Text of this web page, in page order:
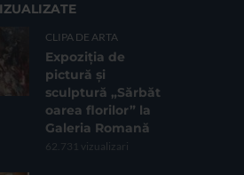
CLIPA DE ARTA
Expoziția de
pictură și
sculptură „Sărbăt
oarea florilor” la
Galeria Romană
62.731 vizualizari